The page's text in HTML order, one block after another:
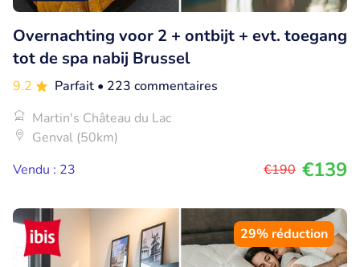
Overnachting voor 2 + ontbijt + evt. toegang
tot de spa nabij Brussel
9.2 Parfait • 223 commentaires
Martin's Château du Lac
Genval (50km)
Vendu : 23
€190 €139
29% réduction